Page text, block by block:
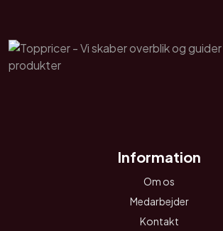
Information
Om os
Medarbejder
Kontakt